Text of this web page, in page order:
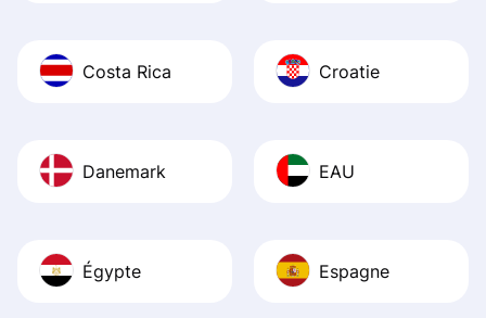
Costa Rica Croatie
Danemark EAU
Égypte Espagne